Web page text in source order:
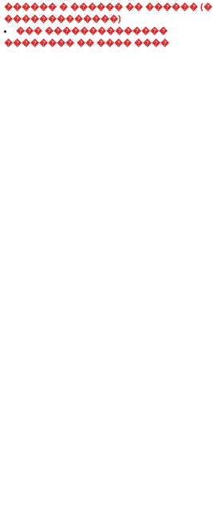
������ � ������ �� ������ (�
�������������)
��� ��������������
�������� �� ���� ����